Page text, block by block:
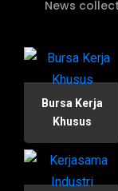
News
Bursa Kerja
Khusus